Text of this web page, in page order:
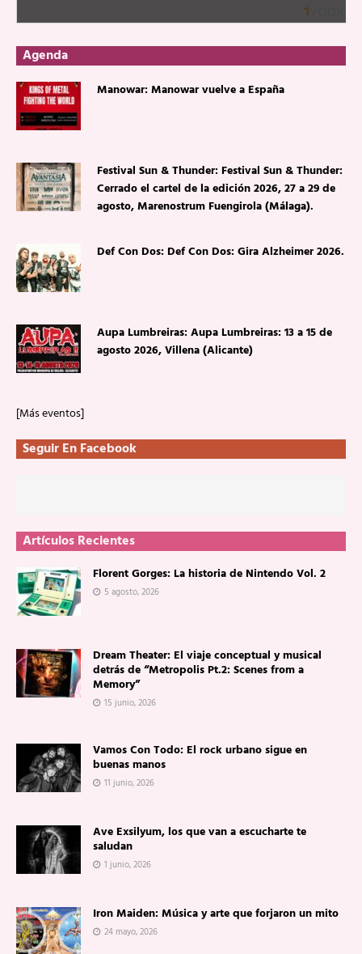
Agenda
Manowar: Manowar vuelve a España
Festival Sun & Thunder: Festival Sun & Thunder:
Cerrado el cartel de la edición 2026, 27 a 29 de
agosto, Marenostrum Fuengirola (Málaga).
Def Con Dos: Def Con Dos: Gira Alzheimer 2026.
Aupa Lumbreiras: Aupa Lumbreiras: 13 a 15 de
agosto 2026, Villena (Alicante)
[Más eventos]
Seguir En Facebook
Artículos Recientes
Florent Gorges: La historia de Nintendo Vol. 2
5 agosto, 2026
Dream Theater: El viaje conceptual y musical
detrás de “Metropolis Pt.2: Scenes from a
Memory”
15 junio, 2026
Vamos Con Todo: El rock urbano sigue en
buenas manos
11 junio, 2026
Ave Exsilyum, los que van a escucharte te
saludan
1 junio, 2026
Iron Maiden: Música y arte que forjaron un mito
24 mayo, 2026